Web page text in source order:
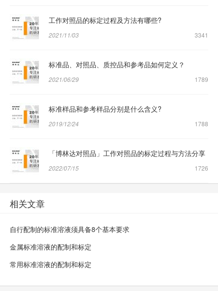
工作对照品的标定过程及方法有哪些?
2021/11/03 3341
标准品、对照品、质控品和参考品如何定义？
2021/06/29 1789
标准样品和参考样品分别是什么含义?
2019/12/24 1788
「博林达对照品」工作对照品的标定过程与方法分享
2022/07/15 1726
相关文章
自行配制的标准溶液须具备8个基本要求
金属标准溶液的配制和标定
常用标准溶液的配制和标定